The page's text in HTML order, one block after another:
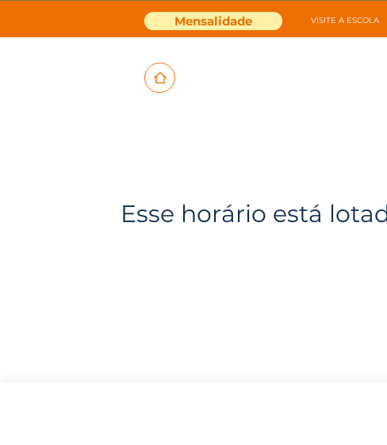
Mensalidade VISITE A ESCOLA
Esse horário está